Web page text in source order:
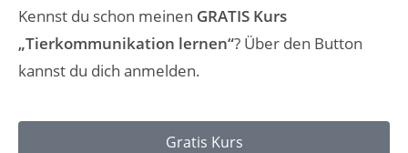
Kennst du schon meinen GRATIS Kurs
„Tierkommunikation lernen“? Über den Button
kannst du dich anmelden.
Gratis Kurs